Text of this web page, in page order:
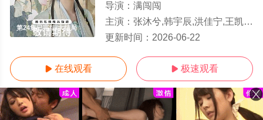
第24集已完结/大结局
导演： 满闯闯
主演： 张沐兮,韩宇辰,洪佳宁,王凯熠,依灵,念真,张凯,肖目涵,陈佳琪,蓝暄,于磊
更新时间： 2026-06-22
 在线观看  极速观看